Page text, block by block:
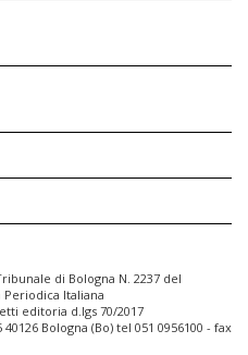
di Bologna N. 2237 del
Periodica Italiana
editoria d.lgs 70/2017
Bologna (Bo) tel 051 0956100 - fax